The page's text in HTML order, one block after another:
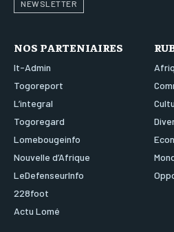
NEWSLETTER
NOS PARTENIAIRES
It-Admin
Togoreport
L’integral
Togoregard
Lomebougeinfo
Nouvelle d’Afrique
LeDefenseurInfo
228foot
Actu Lomé